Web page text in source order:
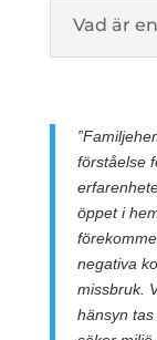
Vad är
förståelse
öppet i
negativa
missbruk.
hänsyn